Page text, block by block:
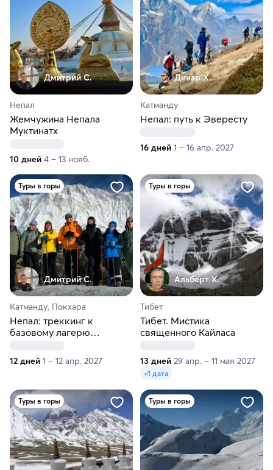
Дмитрий С.
Непал
Жемчужина Непала
Муктинатх
10 дней 4 – 13 нояб.
Динар Х.
Катманду
Непал: путь к Эвересту
16 дней 1 – 16 апр. 2027
Туры в горы
Дмитрий С.
Катманду, Покхара
Непал: треккинг к
базовому лагерю
12 дней 1 – 12 апр. 2027
Туры в горы
Альберт Х.
Тибет
Тибет. Мистика
священного Кайласа
13 дней 29 апр. – 11 мая 2027
+1 дата
Туры в горы Туры в горы